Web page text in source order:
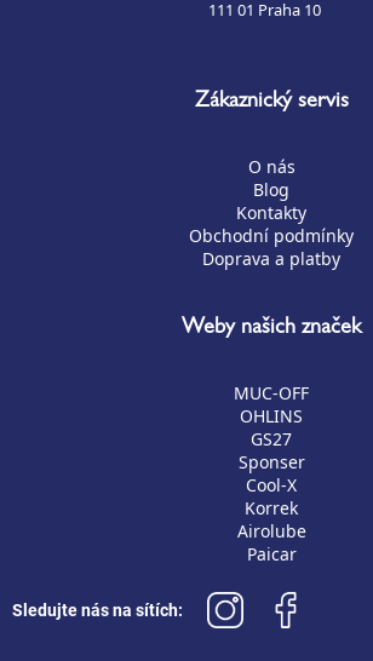
111 01 Praha 10
Zákaznický servis
O nás
Blog
Kontakty
Obchodní podmínky
Doprava a platby
Weby našich značek
MUC-OFF
OHLINS
GS27
Sponser
Cool-X
Korrek
Airolube
Paicar
Sledujte nás na sítích: